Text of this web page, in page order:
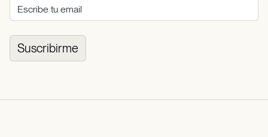
Suscribirme